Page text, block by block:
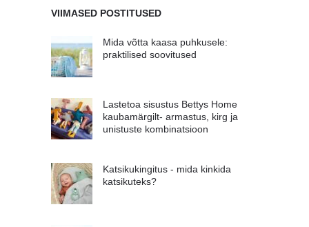
VIIMASED POSTITUSED
Mida võtta kaasa puhkusele:
praktilised soovitused
Lastetoa sisustus Bettys Home
kaubamärgilt- armastus, kirg ja
unistuste kombinatsioon
Katsikukingitus - mida kinkida
katsikuteks?